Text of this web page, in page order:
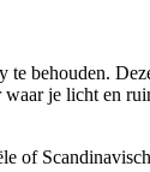
behouden.
je licht en
of